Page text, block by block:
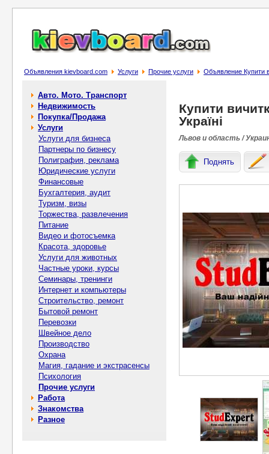
Объявления kievboard.com Услуги Прочие услуги Объявление Купити
Авто. Мото. Транспорт
Недвижимость
Покупка/Продажа
Услуги
Услуги для бизнеса
Партнеры по бизнесу
Полиграфия, реклама
Юридические услуги
Финансовые
Бухгалтерия, аудит
Туризм, визы
Торжества, развлечения
Питание
Видео и фотосъемка
Красота, здоровье
Услуги для животных
Частные уроки, курсы
Семинары, тренинги
Интернет и компьютеры
Строительство, ремонт
Бытовой ремонт
Перевозки
Швейное дело
Производство
Охрана
Магия, гадание и экстрасенсы
Психология
Прочие услуги
Работа
Знакомства
Разное
Купити
Україні
Львов и область /
Поднять